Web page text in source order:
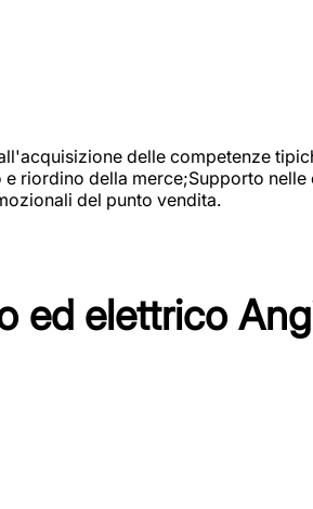
delle competenze
riordino della merce;Supporto
del punto vendita.
ed elettrico